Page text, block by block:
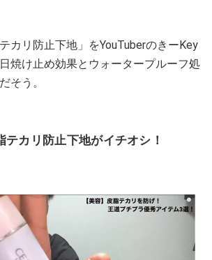
カリ防止下地」をYouTuberのきーKey
焼け止め効果とウォータープルーフ処
そう。
テカリ防止下地がイチオシ！